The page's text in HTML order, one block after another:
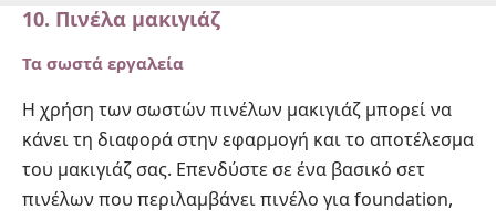
10. Πινέλα μακιγιάζ
Τα σωστά εργαλεία
Η χρήση των σωστών πινέλων μακιγιάζ μπορεί να
κάνει τη διαφορά στην εφαρμογή και το αποτέλεσμα
του μακιγιάζ σας. Επενδύστε σε ένα βασικό σετ
πινέλων που περιλαμβάνει πινέλο για foundation,